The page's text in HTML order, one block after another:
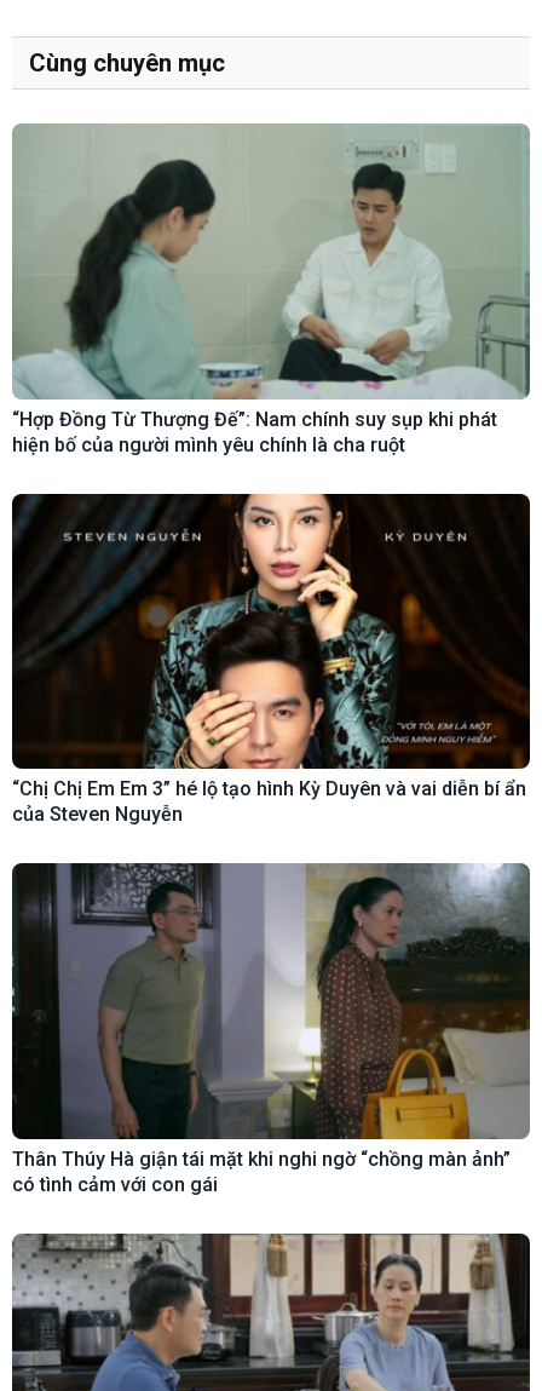
Cùng chuyên mục
“Hợp Đồng Từ Thượng Đế”: Nam chính suy sụp khi phát
hiện bố của người mình yêu chính là cha ruột
“Chị Chị Em Em 3” hé lộ tạo hình Kỳ Duyên và vai diễn bí ẩn
của Steven Nguyễn
Thân Thúy Hà giận tái mặt khi nghi ngờ “chồng màn ảnh”
có tình cảm với con gái